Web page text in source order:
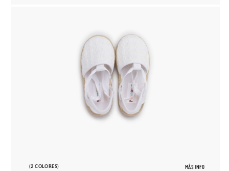
(2 COLORES) MÁS INFO